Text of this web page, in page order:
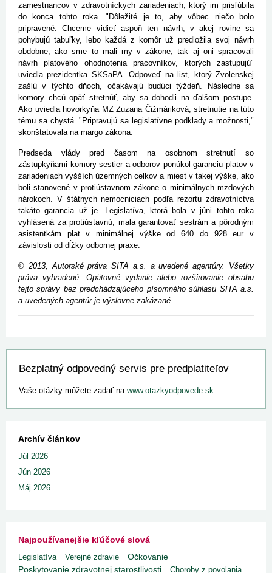
zamestnancov v zdravotníckych zariadeniach, ktorý im prisľúbila
do konca tohto roka. "Dôležité je to, aby vôbec niečo bolo
pripravené. Chceme vidieť aspoň ten návrh, v akej rovine sa
pohybujú tabuľky, lebo každá z komôr už predložila svoj návrh
obdobne, ako sme to mali my v zákone, tak aj oni spracovali
návrh platového ohodnotenia pracovníkov, ktorých zastupujú"
uviedla prezidentka SKSaPA. Odpoveď na list, ktorý Zvolenskej
zašlú v týchto dňoch, očakávajú budúci týždeň. Následne sa
komory chcú opäť stretnúť, aby sa dohodli na ďalšom postupe.
Ako uviedla hovorkyňa MZ Zuzana Čižmáriková, stretnutie na túto
tému sa chystá. "Pripravujú sa legislatívne podklady a možnosti,"
skonštatovala na margo zákona.
Predseda vlády pred časom na osobnom stretnutí so
zástupkyňami komory sestier a odborov ponúkol garanciu platov v
zariadeniach vyšších územných celkov a miest v takej výške, ako
boli stanovené v protiústavnom zákone o minimálnych mzdových
nárokoch. V štátnych nemocniciach podľa rezortu zdravotníctva
takáto garancia už je. Legislatíva, ktorá bola v júni tohto roka
vyhlásená za protiústavnú, mala garantovať sestrám a pôrodným
asistentkám plat v minimálnej výške od 640 do 928 eur v
závislosti od dĺžky odbornej praxe.
© 2013, Autorské práva SITA a.s. a uvedené agentúry. Všetky
práva vyhradené. Opätovné vydanie alebo rozširovanie obsahu
tejto správy bez predchádzajúceho písomného súhlasu SITA a.s.
a uvedených agentúr je výslovne zakázané.
Bezplatný odpovedný servis pre predplatiteľov
Vaše otázky môžete zadať na www.otazkyodpovede.sk.
Archív článkov
Júl 2026
Jún 2026
Máj 2026
Najpoužívanejšie kľúčové slová
Legislatíva Verejné zdravie Očkovanie
Poskytovanie zdravotnej starostlivosti
Choroby z povolania